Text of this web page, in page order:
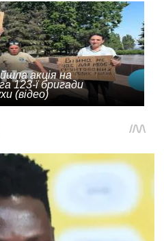
акція на
123-ї бригади
(відео)